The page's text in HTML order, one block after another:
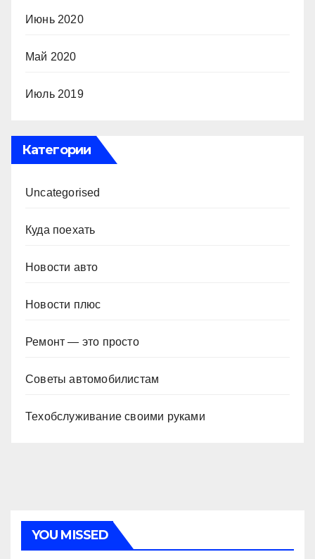
Июнь 2020
Май 2020
Июль 2019
Категории
Uncategorised
Куда поехать
Новости авто
Новости плюс
Ремонт — это просто
Советы автомобилистам
Техобслуживание своими руками
YOU MISSED